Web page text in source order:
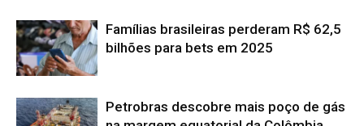
Famílias brasileiras perderam R$ 62,5
bilhões para bets em 2025
Petrobras descobre mais poço de gás